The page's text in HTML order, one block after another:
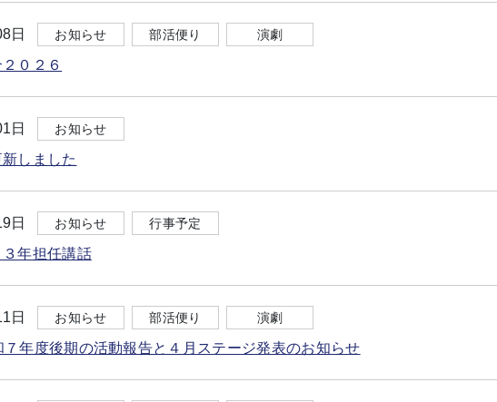
日 お知らせ 部活便り 演劇
０２６
日 お知らせ
しました
日 お知らせ 行事予定
年担任講話
日 お知らせ 部活便り 演劇
年度後期の活動報告と４月ステージ発表のお知らせ